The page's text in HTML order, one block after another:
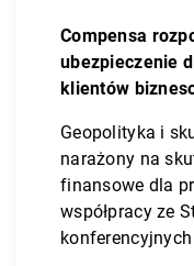
Compensa
ubezpieczenie
klientów
Geopolityka i
narażony na
finansowe dla
współpracy ze